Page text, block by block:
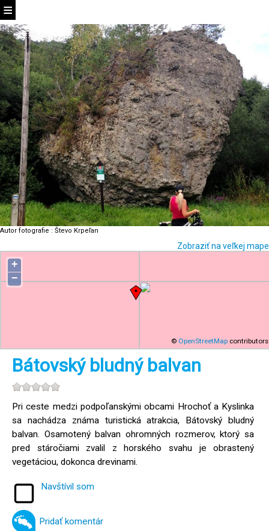
Autor fotografie : Števo Krpeľan
Zobraziť na veľkej mape
+
−
© OpenStreetMap contributors
Bátovský bludný balvan
Pri ceste medzi podpoľanskými obcami Hrochoť a Kyslinka
sa nachádza známa turistická atrakcia, Bátovský bludný
balvan. Osamotený balvan ohromných rozmerov, ktorý sa
pred stáročiami zvalil z horského svahu je obrastený
vegetáciou, dokonca drevinami.
Navštívil som
Pridať komentár